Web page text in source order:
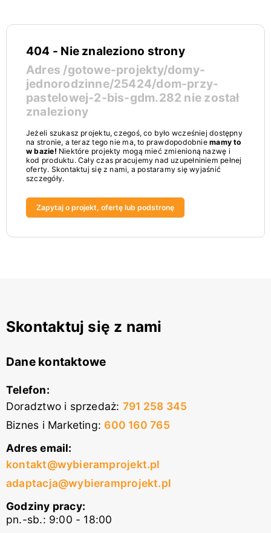
404 - Nie znaleziono strony
Adres /gotowe-projekty/domy-
jednorodzinne/25424/dom-przy-
pastelowej-2-bis-gdm.282 nie został
znaleziony
Jeżeli szukasz projektu, czegoś, co było wcześniej dostępny
na stronie, a teraz tego nie ma, to prawdopodobniemamy to
w bazie! Niektóre projekty mogą mieć zmienioną nazwę i
kod produktu. Cały czas pracujemy nad uzupełniniem pełnej
oferty. Skontaktuj się z nami, a postaramy się wyjaśnić
szczegóły.
Zapytaj o projekt, ofertę lub podstronę
Skontaktuj się z nami
Dane kontaktowe
Telefon:
Doradztwo i sprzedaż: 791 258 345
Biznes i Marketing: 600 160 765
Adres email:
kontakt@wybieramprojekt.pl
adaptacja@wybieramprojekt.pl
Godziny pracy:
pn.-sb.: 9:00 - 18:00